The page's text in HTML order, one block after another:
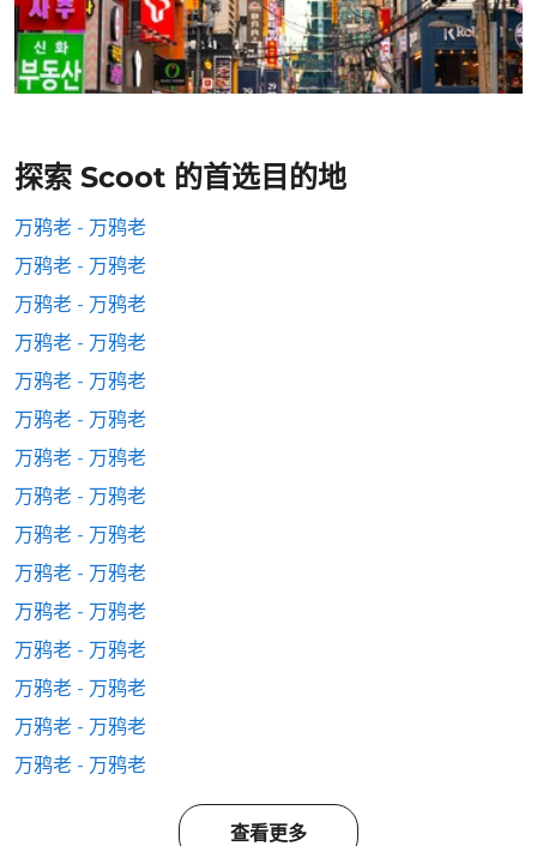
探索 Scoot 的首选目的地
万鸦老 - 万鸦老
万鸦老 - 万鸦老
万鸦老 - 万鸦老
万鸦老 - 万鸦老
万鸦老 - 万鸦老
万鸦老 - 万鸦老
万鸦老 - 万鸦老
万鸦老 - 万鸦老
万鸦老 - 万鸦老
万鸦老 - 万鸦老
万鸦老 - 万鸦老
万鸦老 - 万鸦老
万鸦老 - 万鸦老
万鸦老 - 万鸦老
万鸦老 - 万鸦老
查看更多